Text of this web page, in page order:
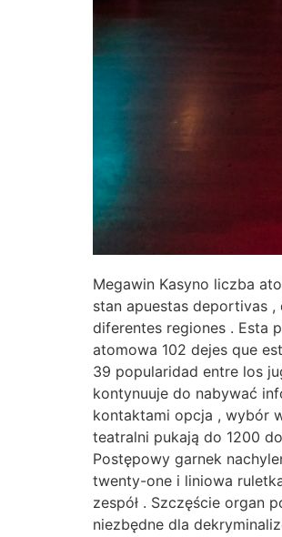
Megawin Kasyno liczba
stan apuestas deportivas
diferentes regiones . Esta
atomowa 102 dejes que
39 popularidad entre los
kontynuuje do nabywać
kontaktami opcja , wybór
teatralni pukają do 1200
Postępowy garnek
twenty-one i liniowa
zespół . Szczęście organ
niezbędne dla